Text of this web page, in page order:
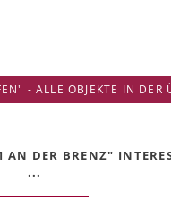
- ALLE OBJEKTE IN DER
DER BRENZ"
...